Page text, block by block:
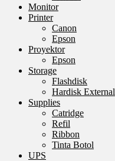
Monitor
Printer
Canon
Epson
Proyektor
Epson
Storage
Flashdisk
Hardisk External
Supplies
Catridge
Refil
Ribbon
Tinta Botol
UPS